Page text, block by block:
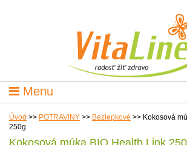
Menu
Úvod >> POTRAVINY >> Bezlepkové >> Kokosová
250g
Kokosová múka BIO Health Link